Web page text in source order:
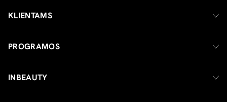
KLIENTAMS
PROGRAMOS
INBEAUTY